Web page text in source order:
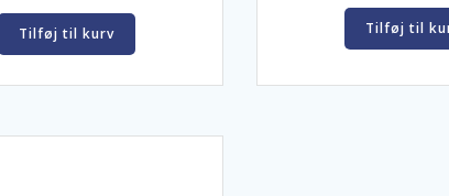
var:
kr. 543,00.
Tilføj til kurv Tilføj til